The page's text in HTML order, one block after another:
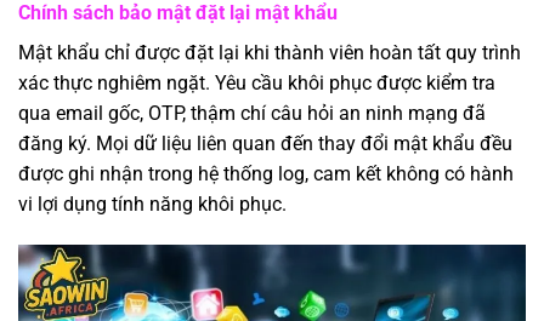
Chính sách bảo mật đặt lại mật khẩu
Mật khẩu chỉ được đặt lại khi thành viên hoàn tất quy trình
xác thực nghiêm ngặt. Yêu cầu khôi phục được kiểm tra
qua email gốc, OTP, thậm chí câu hỏi an ninh mạng đã
đăng ký. Mọi dữ liệu liên quan đến thay đổi mật khẩu đều
được ghi nhận trong hệ thống log, cam kết không có hành
vi lợi dụng tính năng khôi phục.